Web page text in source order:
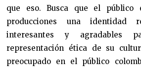
que eso. Busca que el público
producciones una identidad
interesantes y agradables
representación ética de su
preocupado en el público